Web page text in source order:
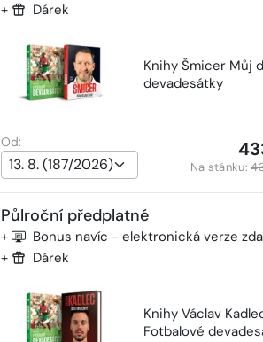
+ Dárek
Knihy Šmicer Můj
devadesátky
Od:
Na stánku:
Půlroční předplatné
+ Bonus navíc - elektronická verze
+ Dárek
Knihy Václav
Fotbalové